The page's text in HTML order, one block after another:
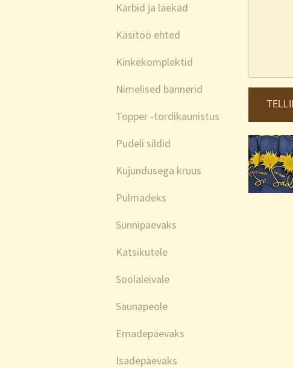
Karbid ja laekad
Käsitöö ehted
Kinkekomplektid
Nimelised bannerid
Topper -tordikaunistus
Pudeli sildid
Kujundusega kruus
Pulmadeks
Sünnipäevaks
Katsikutele
Soolaleivale
Saunapeole
Emadepäevaks
Isadepäevaks